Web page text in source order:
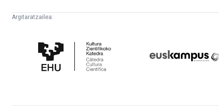
Argitaratzailea:
Zientifikoko
Katedra